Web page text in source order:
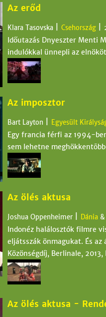
Az erőd
Klara Tasovska Csehország
Időutazás Dnyeszter Menti
indulókkal ünnepli az
Az imposztor
Bart Layton Egyesült
Egy francia férfi az 1994-
sem lehetne
Az ölés aktusa
Joshua Oppenheimer Dánia
Indonéz halálosztók filmre
eljátsszák önmagukat. És az
Közönségdíj, Berlinale,
Az ölés aktusa -